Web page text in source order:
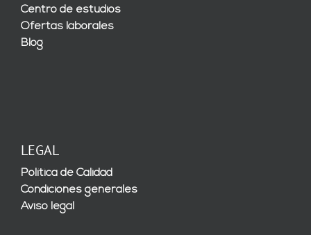
Centro de estudios
Ofertas laborales
Blog
LEGAL
Política de Calidad
Condiciones generales
Aviso legal